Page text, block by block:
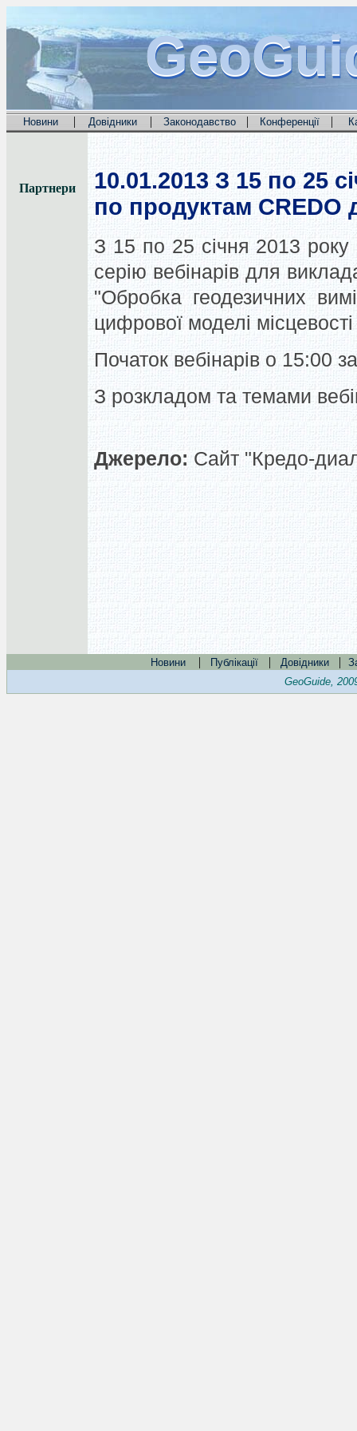
Новини | Довідники | Законодавство | Конференції |
Партнери 10.01.2013 З 15 по 25
по продуктам CREDO
З 15 по 25 січня 2013
серію вебінарів для
"Обробка геодезичних
цифрової моделі
Початок вебінарів о 15:00
З розкладом та темами
Джерело: Сайт "Кредо-
Новини | Публікації | Довідники |
GeoGuide,